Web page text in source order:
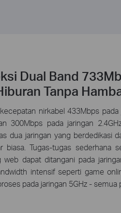
Dual Band
Tanpa
nirkabel 433Mbps
300Mbps pada jaringan
dua jaringan yang berdedikasi
biasa. Tugas-tugas sederhana
web dapat ditangani pada
intensif seperti game
pada jaringan 5GHz - semua